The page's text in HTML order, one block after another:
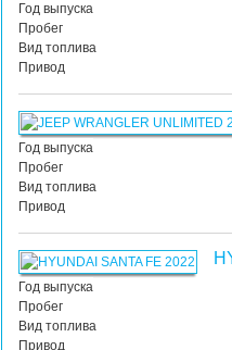
Год выпуска
Пробег
Вид топлива
Привод
Год выпуска
Пробег
Вид топлива
Привод
Год выпуска
Пробег
Вид топлива
Привод